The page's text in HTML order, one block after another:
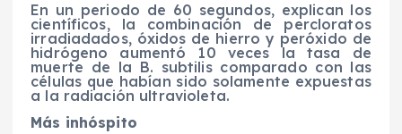
En un periodo de 60 segundos, explican los
científicos, la combinación de percloratos
irradiadados, óxidos de hierro y peróxido de
hidrógeno aumentó 10 veces la tasa de
muerte de la B. subtilis comparado con las
células que habían sido solamente expuestas
a la radiación ultravioleta.
Más inhóspito